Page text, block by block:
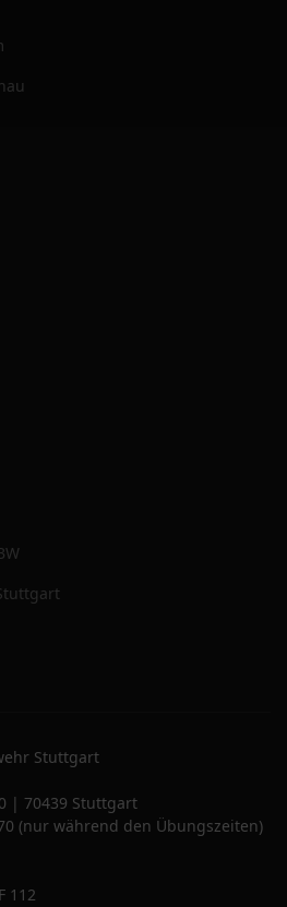
Stuttgart
| 70439 Stuttgart
(nur während den Übungszeiten)
112